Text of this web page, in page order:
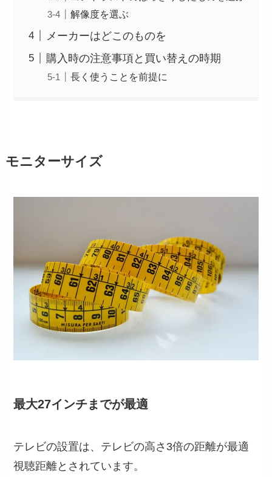
解像度を選ぶ
メーカーはどこのものを
購入時の注意事項と買い替えの時期
長く使うことを前提に
モニターサイズ
最大27インチまでが最適
テレビの設置は、テレビの高さ3倍の距離が最適
視聴距離とされています。